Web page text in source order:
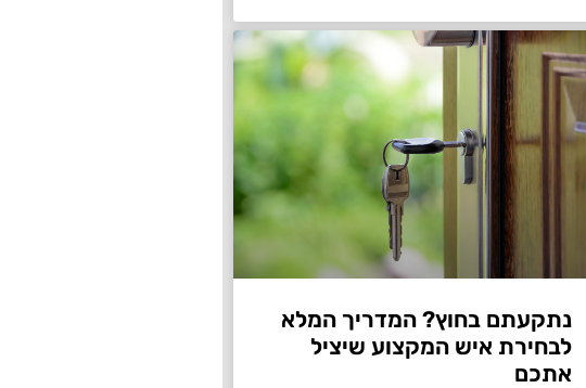
נתקעתם בחוץ? המדריך המלא
לבחירת איש המקצוע שיציל
אתכם